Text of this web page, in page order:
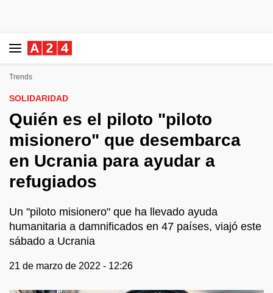
Trends
SOLIDARIDAD
Quién es el piloto "piloto
misionero" que desembarca
en Ucrania para ayudar a
refugiados
Un "piloto misionero" que ha llevado ayuda
humanitaria a damnificados en 47 países, viajó este
sábado a Ucrania
21 de marzo de 2022 - 12:26